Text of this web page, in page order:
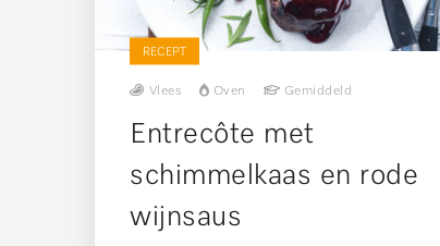
RECEPT
Vlees Oven Gemiddeld
Entrecôte met
schimmelkaas en rode
wijnsaus